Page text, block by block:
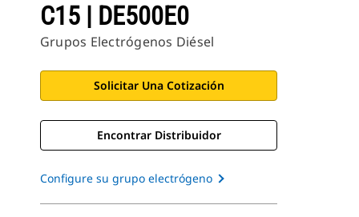
C15 | DE500E0
Grupos Electrógenos Diésel
Solicitar Una Cotización
Encontrar Distribuidor
Configure su grupo electrógeno